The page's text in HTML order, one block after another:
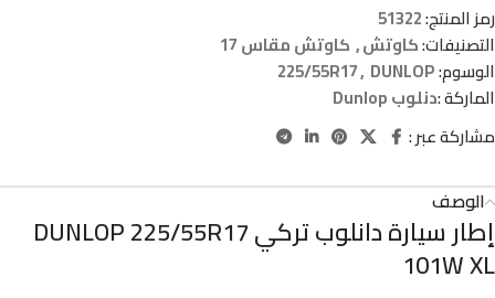
رمز المنتج:51322
التصنيفات:كاوتش, كاوتش مقاس 17
الوسوم:
225/55R17, DUNLOP
الماركة :دنلوب Dunlop
مشاركة عبر :
الوصف
إطار سيارة دانلوب تركي DUNLOP 225/55R17
101W XL